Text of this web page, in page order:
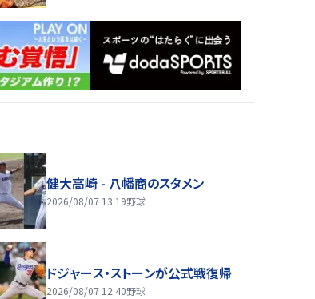
健大高崎 - 八幡商のスタメン
2026/08/07 13:19野球
ドジャース・ストーンが公式戦復帰
2026/08/07 12:40野球